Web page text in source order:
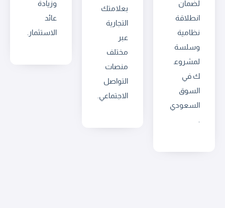
لضمان
انطلاقة
نظامية
وسلسة
لمشروع
ك في
السوق
السعودي
بعلامتك
التجارية
عبر
مختلف
منصات
التواصل
الاجتماعي.
وزيادة
عائد
الاستثمار.